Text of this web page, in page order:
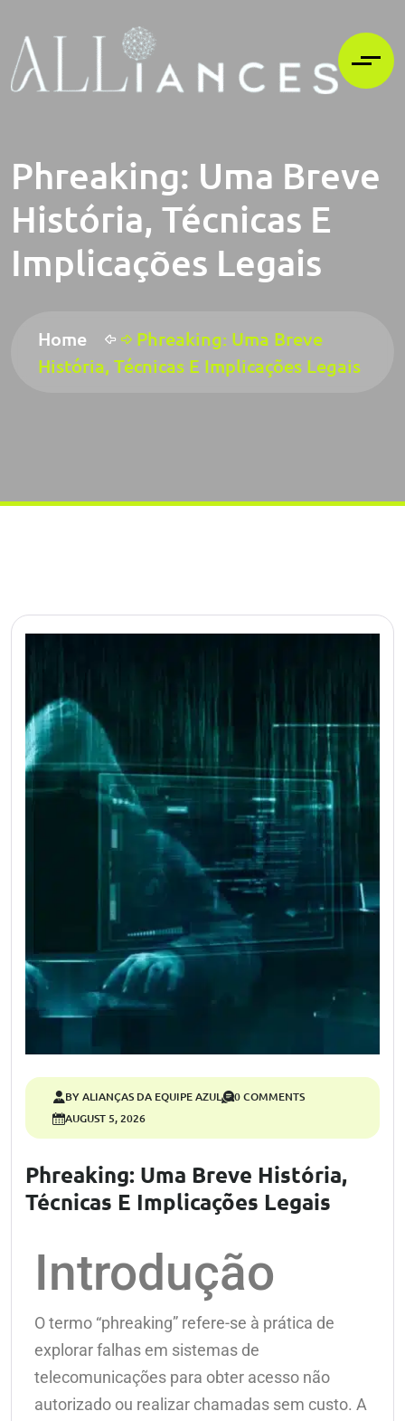
Phreaking: Uma Breve
História, Técnicas E
Implicações Legais
Home
Phreaking: Uma Breve
História, Técnicas E Implicações Legais
BY ALIANÇAS DA EQUIPE AZUL
0 COMMENTS
AUGUST 5, 2026
Phreaking: Uma Breve História,
Técnicas E Implicações Legais
Introdução
O termo “phreaking” refere-se à prática de
explorar falhas em sistemas de
telecomunicações para obter acesso não
autorizado ou realizar chamadas sem custo. A